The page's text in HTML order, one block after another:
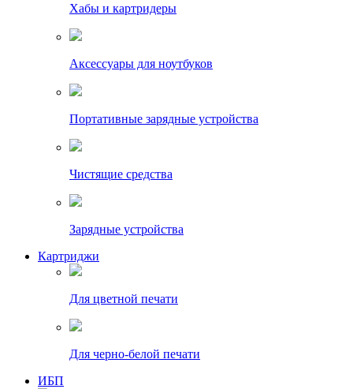
Хабы и картридеры
Аксессуары для ноутбуков
Портативные зарядные устройства
Чистящие средства
Зарядные устройства
Картриджи
Для цветной печати
Для черно-белой печати
ИБП